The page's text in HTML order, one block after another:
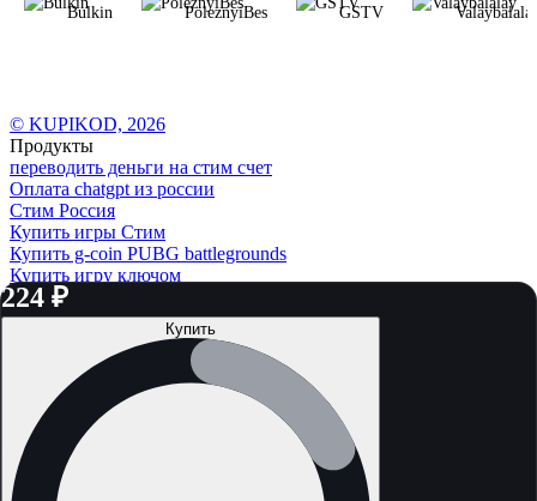
224 ₽
Купить
Bulkin PoleznyiBes GSTV
© KUPIKOD, 2026
Продукты
переводить деньги на стим счет
Оплата chatgpt из россии
Стим Россия
Купить игры Стим
Купить g-coin PUBG battlegrounds
Купить игру ключом
Купить ключом Мафия 3 Дефинитив Эдишн в Стим
marathon предзаказ
monster hunter stories 3 скачать
кримсон дезерт купить
Робуксы в Роблокс
Связаться с нами
Поддержка клиентов
B2B сотрудничество
По вопросам рекламы
Контакты